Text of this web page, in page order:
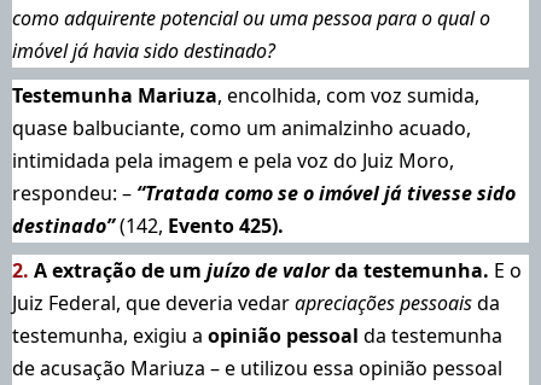
como adquirente potencial ou uma pessoa para o qual o
imóvel já havia sido destinado?
Testemunha Mariuza, encolhida, com voz sumida,
quase balbuciante, como um animalzinho acuado,
intimidada pela imagem e pela voz do Juiz Moro,
respondeu: – “Tratada como se o imóvel já tivesse sido
destinado”(142, Evento 425).
2. A extração de um juízo de valorda testemunha. E o
Juiz Federal, que deveria vedarapreciações pessoaisda
testemunha, exigiu a opinião pessoal da testemunha
de acusação Mariuza – e utilizou essa opinião pessoal